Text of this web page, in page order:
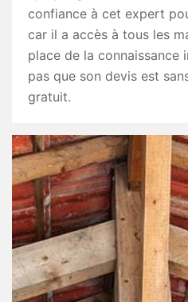
confiance à cet expert
car il a accès à tous les
place de la connaissance
pas que son devis est
gratuit.